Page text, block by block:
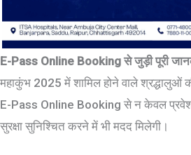
E-Pass Online Booking से जुड़ी पूरी
महाकुंभ 2025 में शामिल होने वाले श्रद्धालुओं
E-Pass Online Booking से न केवल प्रवेश
सुरक्षा सुनिश्चित करने में भी मदद मिलेगी।